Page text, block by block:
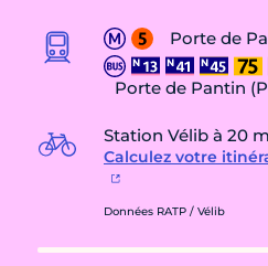
Porte de
Porte de Pantin
Station Vélib à 20 m
Calculez votre
Données RATP / Vélib